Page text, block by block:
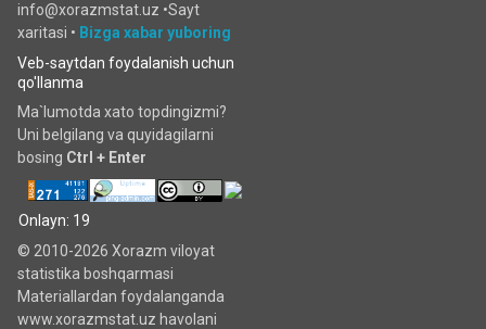
info@xorazmstat.uz •Sayt
xaritasi • Bizga xabar yuboring
Veb-saytdan foydalanish uchun
qo'llanma
Ma`lumotda xato topdingizmi?
Uni belgilang va quyidagilarni
bosing Ctrl + Enter
Onlayn: 19
© 2010-2026 Xorazm viloyat
statistika boshqarmasi
Materiallardan foydalanganda
www.xorazmstat.uz havolani